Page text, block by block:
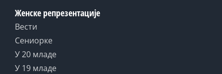
Женске репрезентације
Вести
Сениорке
У 20 младе
У 19 младе